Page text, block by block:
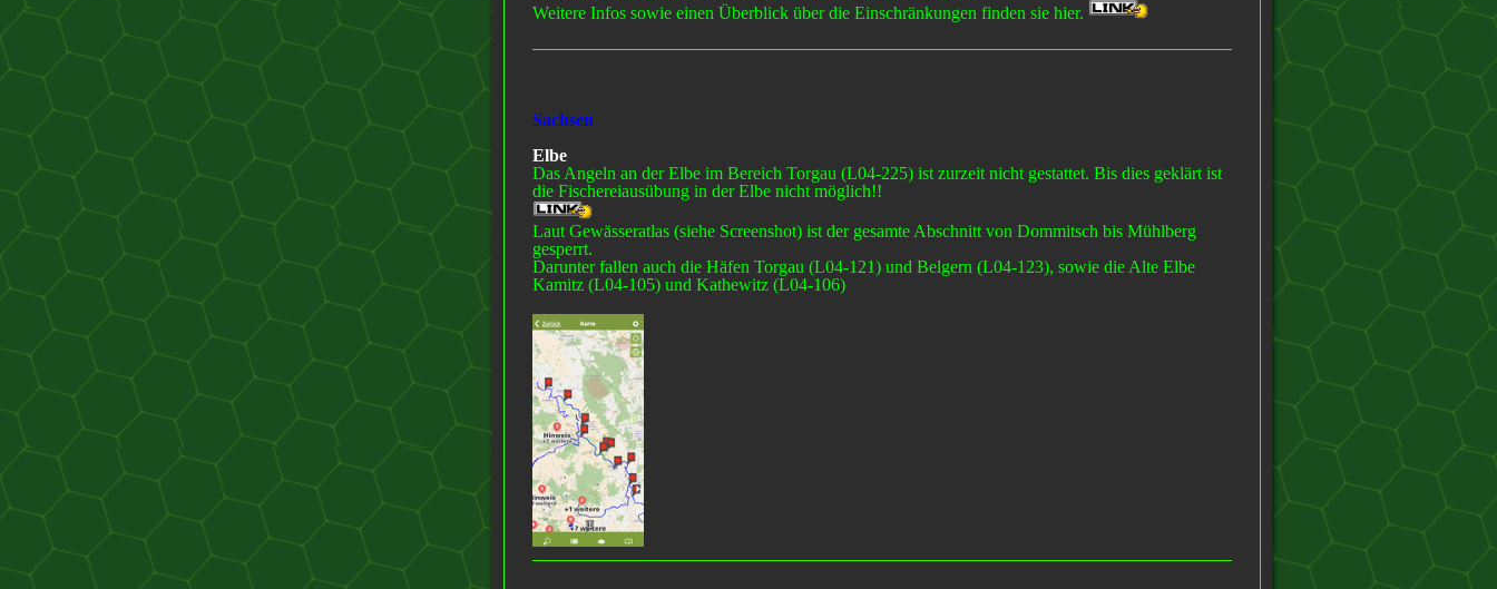
Weitere Infos sowie einen Überblick über die Einschränkungen finden sie hier.
Sachsen
Elbe
Das Angeln an der Elbe im Bereich Torgau (L04-225) ist zurzeit nicht gestattet. Bis dies geklärt ist
die Fischereiausübung in der Elbe nicht möglich!!
Laut Gewässeratlas (siehe Screenshot) ist der gesamte Abschnitt von Dommitsch bis Mühlberg
gesperrt.
Darunter fallen auch die Häfen Torgau (L04-121) und Belgern (L04-123), sowie die Alte Elbe
Kamitz (L04-105) und Kathewitz (L04-106)